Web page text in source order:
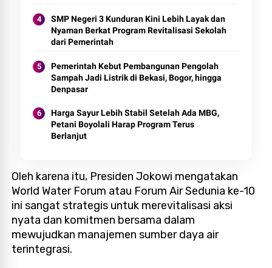
SMP Negeri 3 Kunduran Kini Lebih Layak dan
Nyaman Berkat Program Revitalisasi Sekolah
dari Pemerintah
Pemerintah Kebut Pembangunan Pengolah
Sampah Jadi Listrik di Bekasi, Bogor, hingga
Denpasar
Harga Sayur Lebih Stabil Setelah Ada MBG,
Petani Boyolali Harap Program Terus
Berlanjut
Oleh karena itu, Presiden Jokowi mengatakan
World Water Forum atau Forum Air Sedunia ke-10
ini sangat strategis untuk merevitalisasi aksi
nyata dan komitmen bersama dalam
mewujudkan manajemen sumber daya air
terintegrasi.